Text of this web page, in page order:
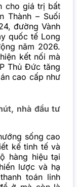
cho giá trị bất
Thành – Suối
đường Vành
quốc tế Long
năm 2026.
kết nối mà
Thủ Đức tăng
cao cấp như
nhà đầu tư
sống cao
kế tinh tế và
hàng hiệu tại
lược và hạ
toán linh